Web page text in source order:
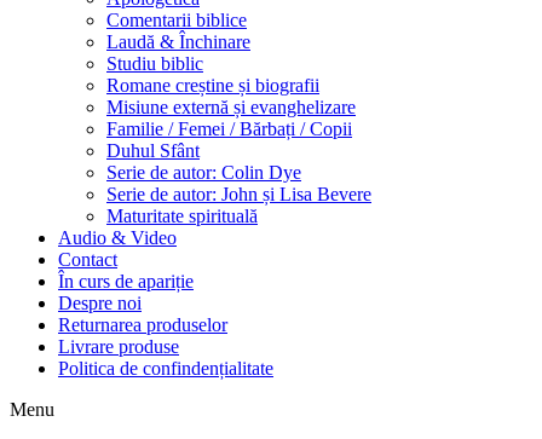
Comentarii biblice
Laudă & Închinare
Studiu biblic
Romane creștine și biografii
Misiune externă și evanghelizare
Familie / Femei / Bărbați / Copii
Duhul Sfânt
Serie de autor: Colin Dye
Serie de autor: John și Lisa Bevere
Maturitate spirituală
Audio & Video
Contact
În curs de apariție
Despre noi
Returnarea produselor
Livrare produse
Politica de confindențialitate
Menu